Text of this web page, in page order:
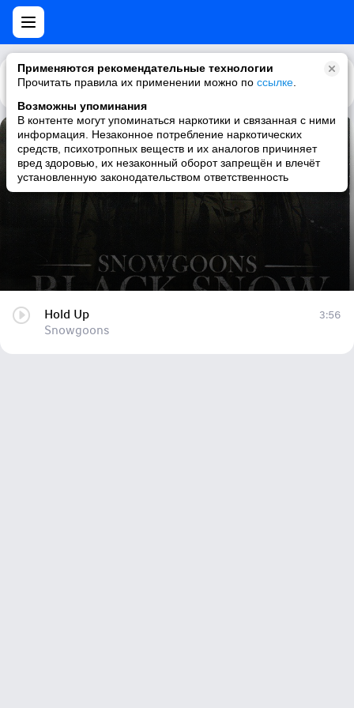
Применяются рекомендательные технологии
Прочитать правила их применении можно по ссылке
Возможны упоминания
В контенте могут упоминаться наркотики и связанная с ними
информация. Незаконное потребление наркотических
средств, психотропных веществ и их аналогов причиняет
вред здоровью, их незаконный оборот запрещён и влечёт
установленную законодательством ответственность
Каталог Рекомендации
Hold Up
Snowgoons
Hold Up
Snowgoons
3:56